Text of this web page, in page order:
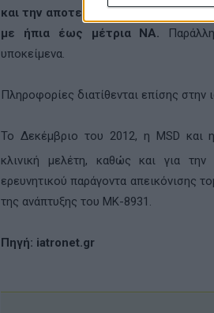
και την αποτελεσματικότητα του
με ήπια έως μέτρια ΝΑ.
υποκείμενα.
Πληροφορίες διατίθενται επίσης στην
Το Δεκέμβριο του 2012, η MSD και η
κλινική μελέτη, καθώς και για
ερευνητικού παράγοντα απεικόνισης
της ανάπτυξης του MK-8931.
Πηγή: iatronet.gr